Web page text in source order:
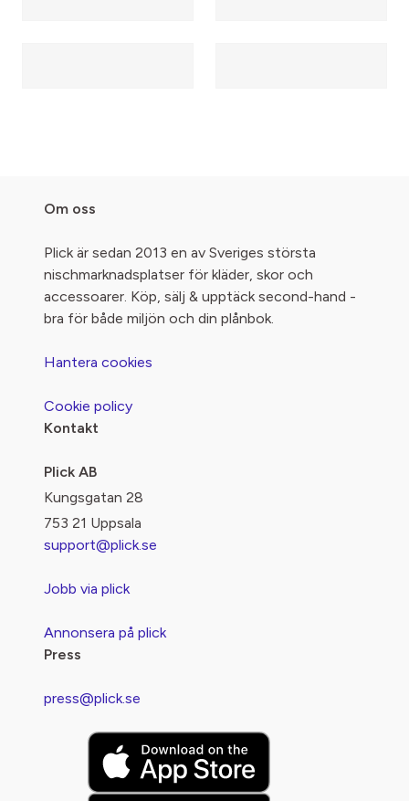
Om oss
Plick är sedan 2013 en av Sveriges största
nischmarknadsplatser för kläder, skor och
accessoarer. Köp, sälj & upptäck second-hand -
bra för både miljön och din plånbok.
Hantera cookies
Cookie policy
Kontakt
Plick AB
Kungsgatan 28
753 21 Uppsala
support@plick.se
Jobb via plick
Annonsera på plick
Press
press@plick.se